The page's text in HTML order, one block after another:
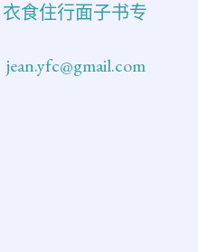
衣食住行面子书专
jean.yfc@gmail.com